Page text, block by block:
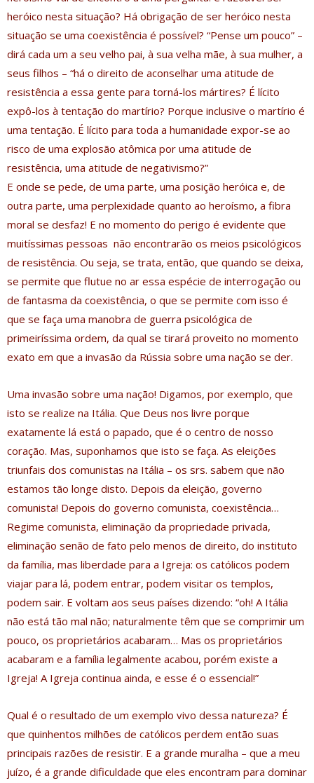
heróico nesta situação? Há obrigação de ser heróico nesta
situação se uma coexistência é possível? “Pense um pouco” –
dirá cada um a seu velho pai, à sua velha mãe, à sua mulher, a
seus filhos – “há o direito de aconselhar uma atitude de
resistência a essa gente para torná-los mártires? É lícito
expô-los à tentação do martírio? Porque inclusive o martírio é
uma tentação. É lícito para toda a humanidade expor-se ao
risco de uma explosão atômica por uma atitude de
resistência, uma atitude de negativismo?”
E onde se pede, de uma parte, uma posição heróica e, de
outra parte, uma perplexidade quanto ao heroísmo, a fibra
moral se desfaz! E no momento do perigo é evidente que
muitíssimas pessoas não encontrarão os meios psicológicos
de resistência. Ou seja, se trata, então, que quando se deixa,
se permite que flutue no ar essa espécie de interrogação ou
de fantasma da coexistência, o que se permite com isso é
que se faça uma manobra de guerra psicológica de
primeiríssima ordem, da qual se tirará proveito no momento
exato em que a invasão da Rússia sobre uma nação se der.
Uma invasão sobre uma nação! Digamos, por exemplo, que
isto se realize na Itália. Que Deus nos livre porque
exatamente lá está o papado, que é o centro de nosso
coração. Mas, suponhamos que isto se faça. As eleições
triunfais dos comunistas na Itália – os srs. sabem que não
estamos tão longe disto. Depois da eleição, governo
comunista! Depois do governo comunista, coexistência…
Regime comunista, eliminação da propriedade privada,
eliminação senão de fato pelo menos de direito, do instituto
da família, mas liberdade para a Igreja: os católicos podem
viajar para lá, podem entrar, podem visitar os templos,
podem sair. E voltam aos seus países dizendo: “oh! A Itália
não está tão mal não; naturalmente têm que se comprimir um
pouco, os proprietários acabaram… Mas os proprietários
acabaram e a família legalmente acabou, porém existe a
Igreja! A Igreja continua ainda, e esse é o essencial!”
Qual é o resultado de um exemplo vivo dessa natureza? É
que quinhentos milhões de católicos perdem então suas
principais razões de resistir. E a grande muralha – que a meu
juízo, é a grande dificuldade que eles encontram para dominar